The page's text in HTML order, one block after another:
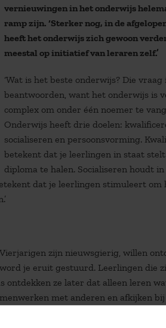
vernieuwingen in het onderwijs
ramp zijn. ‘Sterker nog, in de
heeft het onderwijs zich gewoon
meestal op initiatief van leraren zelf.’
‘Wat is het beste onderwijs? Die
beantwoorden, want het onderwijs is
complex om onder één noemer te
Onderwijs heeft drie doelen:
socialiseren en persoonsvorming.
betekent dat je leerlingen in staat
diploma te halen. Socialiseren houdt in
dat je leerlingen stimuleert om
zijn nieuwsgierig, willen
je eruit gestuurd. Leerlingen die
ontdekken ze later dat alleen leren
met anderen en afkijken bij